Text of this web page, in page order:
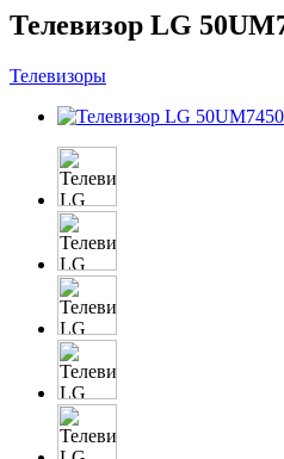
Телевизор LG
Телевизоры